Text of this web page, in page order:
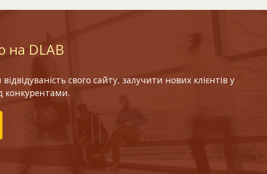
на DLAB
свого сайту, залучити нових клієнтів у
конкурентами.